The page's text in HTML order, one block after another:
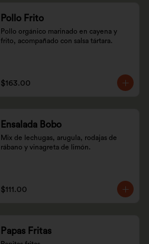
Pollo Frito
Pollo orgánico marinado en cayena y
frito, acompañado con salsa tártara.
$163.00
Ensalada Bobo
Mix de lechugas, arugula, rodajas de
rábano y vinagreta de limón.
$111.00
Papas Fritas